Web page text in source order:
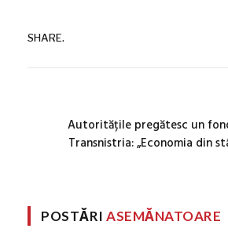
SHARE.
Autoritățile pregătesc un
Transnistria: „Economia din
POSTĂRIASEMĂNATOARE